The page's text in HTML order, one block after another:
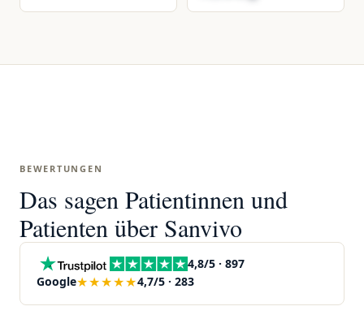
BEWERTUNGEN
Das sagen Patientinnen und
Patienten über Sanvivo
4,8/5 · 897
Google★★★★★4,7/5 · 283